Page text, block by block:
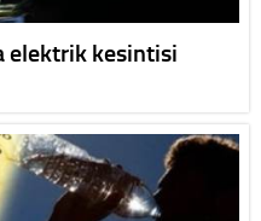
elektrik kesintisi